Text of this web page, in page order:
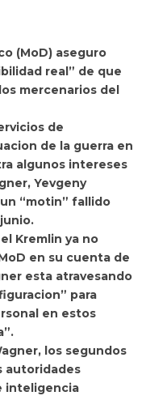
(MoD) aseguro
real” de que
mercenarios del
de
de la guerra en
algunos intereses
Yevgeny
“motin” fallido
Kremlin ya no
en su cuenta de
esta atravesando
para
en estos
los segundos
autoridades
inteligencia